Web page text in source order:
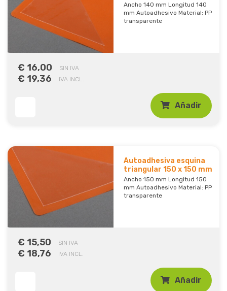
Ancho 140 mm Longitud 140
mm Autoadhesivo Material: PP
transparente
€ 16,00 SIN IVA
€ 19,36 IVA INCL.
Añadir
Autoadhesiva esquina
triangular 150 x 150 mm
Ancho 150 mm Longitud 150
mm Autoadhesivo Material: PP
transparente
€ 15,50 SIN IVA
€ 18,76 IVA INCL.
Añadir